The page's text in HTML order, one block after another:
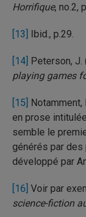
Horrifique, no.2,
[13] Ibid., p.29.
[14] Peterson, J.
playing games
[15] Notamment,
en prose intitulée
semble le
générés par des
développé par
[16] Voir par
science-fiction